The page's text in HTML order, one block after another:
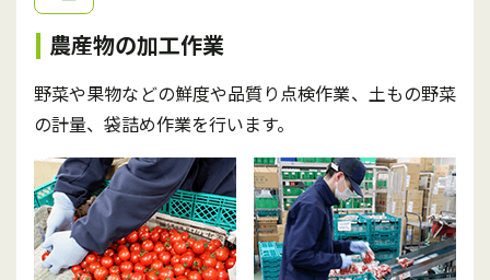
農産物の加工作業
野菜や果物などの鮮度や品質り点検作業、土もの野菜
の計量、袋詰め作業を行います。